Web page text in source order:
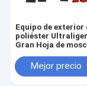
Equipo de exterior
poliéster
Gran Hoja de
Mejor precio